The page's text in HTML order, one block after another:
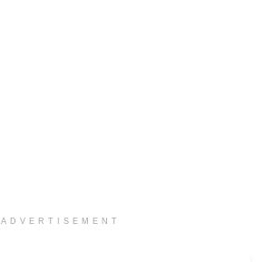
ADVERTISEMENT